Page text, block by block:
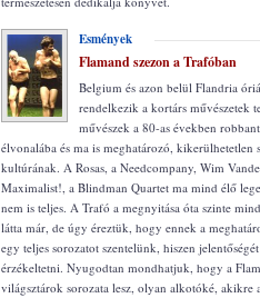
Esmények
Flamand szezon a Trafóban
Belgium és azon belül Flandria
rendelkezik a kortárs művészetek
művészek a 80-as években
élvonalába és ma is meghatározó, kikerülhetetlen
kultúrának. A Rosas, a Needcompany, Wim
Maximalist!, a Blindman Quartet ma mind élő
nem is teljes. A Trafó a megnyitása óta szinte
látta már, de úgy éreztük, hogy ennek a
egy teljes sorozatot szentelünk, hiszen
érzékeltetni. Nyugodtan mondhatjuk, hogy a
világsztárok sorozata lesz, olyan alkotóké,